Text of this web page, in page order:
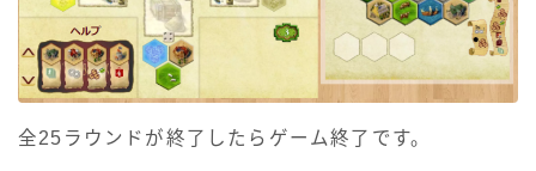
全25ラウンドが終了したらゲーム終了です。